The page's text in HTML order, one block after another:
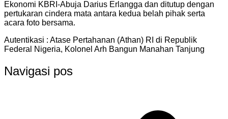
Ekonomi KBRI-Abuja Darius Erlangga dan ditutup dengan
pertukaran cindera mata antara kedua belah pihak serta
acara foto bersama.
Autentikasi : Atase Pertahanan (Athan) RI di Republik
Federal Nigeria, Kolonel Arh Bangun Manahan Tanjung
Navigasi pos